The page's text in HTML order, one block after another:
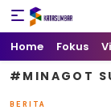
Kata Sumbar
Berita Sumbar
Home Fokus
#MINAGOT
BERITA